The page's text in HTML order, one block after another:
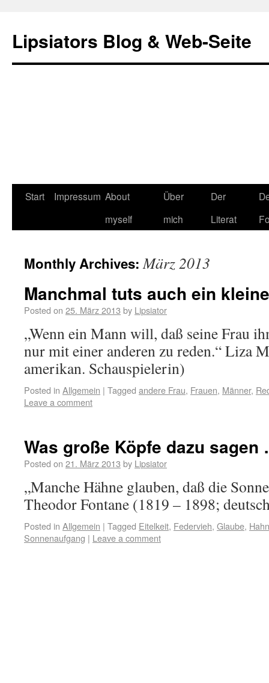
Lipsiators Blog & Web-Seite
Start Impressum About
myself
Über
mich
Der
Literat
Monthly Archives:März 2013
Manchmal tuts auch ein
Posted on 25. März 2013 by Lipsiator
„Wenn ein Mann will, daß seine Frau
nur mit einer anderen zu reden.“ Liza
amerikan. Schauspielerin)
Posted in Allgemein | Tagged andere Frau, Frauen, Männer,
Leave a comment
Was große Köpfe dazu
Posted on 21. März 2013 by Lipsiator
„Manche Hähne glauben, daß die
Theodor Fontane (1819 – 1898;
Posted in Allgemein | Tagged Eitelkeit, Federvieh, Glaube, Hahn
Sonnenaufgang | Leave a comment